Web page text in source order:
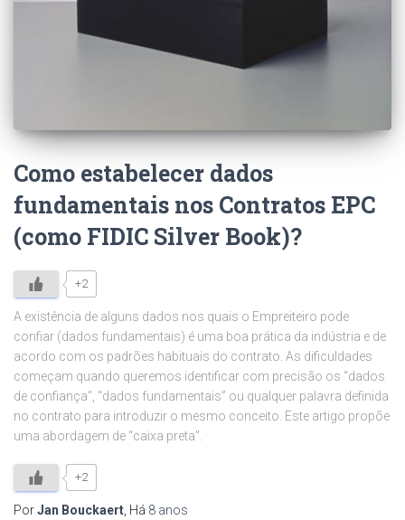
Como estabelecer dados
fundamentais nos Contratos EPC
(como FIDIC Silver Book)?
+2
A existência de alguns dados nos quais o Empreiteiro pode
confiar (dados fundamentais) é uma boa prática da indústria e de
acordo com os padrões habituais do contrato. As dificuldades
começam quando queremos identificar com precisão os “dados
de confiança”, “dados fundamentais” ou qualquer palavra definida
no contrato para introduzir o mesmo conceito. Este artigo propõe
uma abordagem de “caixa preta”.
+2
PorJan Bouckaert , Há 8 anos